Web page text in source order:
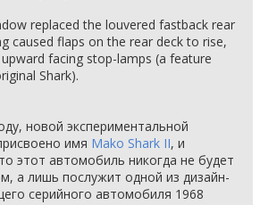
replaced the louvered fastback rear
caused flaps on the rear deck to rise,
facing stop-lamps (a feature
Shark).
новой экспериментальной
имя Mako Shark II, и
этот автомобиль никогда не будет
а лишь послужит одной из дизайн-
серийного автомобиля 1968